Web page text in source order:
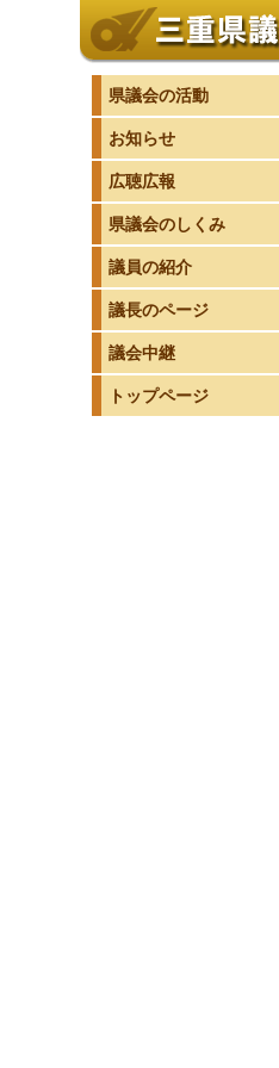
県議会の活動
お知らせ
広聴広報
県議会のしくみ
議員の紹介
議長のページ
議会中継
トップページ